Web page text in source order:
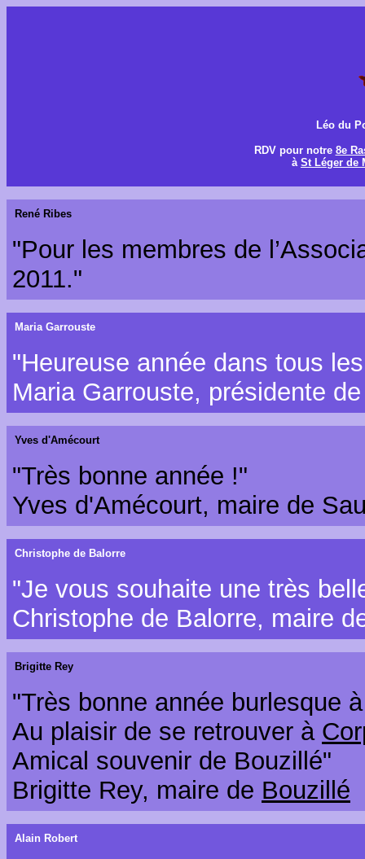
Léo du
RDV pour notre 8e
à St Léger de
René Ribes
"Pour les membres de
2011."
Maria Garrouste
"Heureuse année dans tous
Maria Garrouste, présidente
Yves d'Amécourt
"Très bonne année !"
Yves d'Amécourt, maire de
Christophe de Balorre
"Je vous souhaite une très
Christophe de Balorre, maire
Brigitte Rey
"Très bonne année burlesque
Au plaisir de se retrouver à
Amical souvenir de Bouzillé"
Brigitte Rey, maire de Bouzillé
Alain Robert